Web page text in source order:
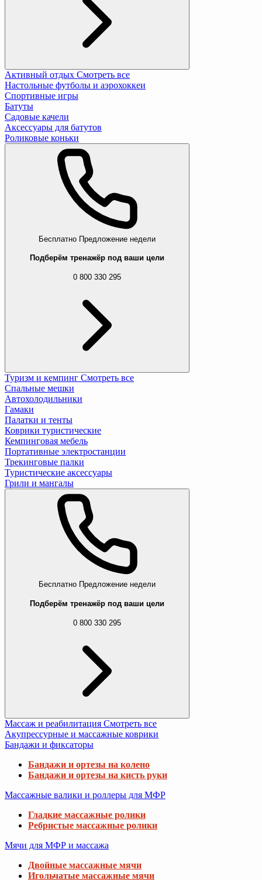
Активный отдых Смотреть все
Настольные футболы и аэрохоккеи
Спортивные игры
Батуты
Садовые качели
Аксессуары для батутов
Роликовые коньки
Бесплатно Предложение недели
Подберём тренажёр под ваши цели
0 800 330 295
Туризм и кемпинг Смотреть все
Спальные мешки
Автохолодильники
Гамаки
Палатки и тенты
Коврики туристические
Кемпинговая мебель
Портативные электростанции
Трекинговые палки
Туристические аксессуары
Грили и мангалы
Бесплатно Предложение недели
Подберём тренажёр под ваши цели
0 800 330 295
Массаж и реабилитация Смотреть все
Акупрессурные и массажные коврики
Бандажи и фиксаторы
Бандажи и ортезы на колено
Бандажи и ортезы на кисть руки
Массажные валики и роллеры для МФР
Гладкие массажные ролики
Ребристые массажные ролики
Мячи для МФР и массажа
Двойные массажные мячи
Игольчатые массажные мячи